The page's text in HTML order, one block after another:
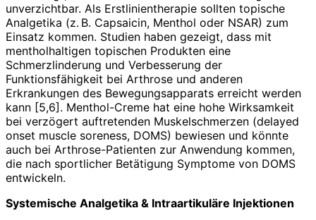
unverzichtbar. Als Erstlinientherapie sollten topische
Analgetika (z. B. Capsaicin, Menthol oder NSAR) zum
Einsatz kommen. Studien haben gezeigt, dass mit
mentholhaltigen topischen Produkten eine
Schmerzlinderung und Verbesserung der
Funktionsfähigkeit bei Arthrose und anderen
Erkrankungen des Bewegungsapparats erreicht werden
kann [5,6]. Menthol-Creme hat eine hohe Wirksamkeit
bei verzögert auftretenden Muskelschmerzen (delayed
onset muscle soreness, DOMS) bewiesen und könnte
auch bei Arthrose-Patienten zur Anwendung kommen,
die nach sportlicher Betätigung Symptome von DOMS
entwickeln.
Systemische Analgetika & Intraartikuläre Injektionen